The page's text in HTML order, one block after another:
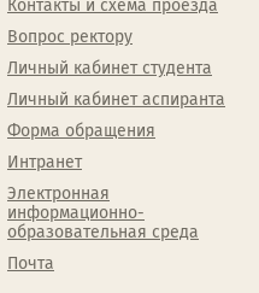
Контакты и схема проезда
Вопрос ректору
Личный кабинет студента
Личный кабинет аспиранта
Форма обращения
Интранет
Электронная
информационно-
образовательная среда
Почта